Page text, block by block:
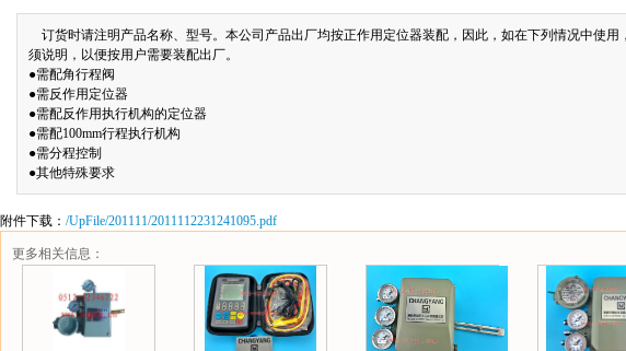
订货时请注明产品名称、型号。本公司产品出厂均按正作用定位器装配，因此，如在下列情况中使用
须说明，以便按用户需要装配出厂。
●需配角行程阀
●需反作用定位器
●需配反作用执行机构的定位器
●需配100mm行程执行机构
●需分程控制
●其他特殊要求
附件下载： /UpFile/201111/2011112231241095.pdf
更多相关信息：